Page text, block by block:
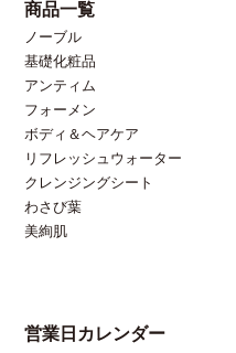
商品一覧
ノーブル
基礎化粧品
アンティム
フォーメン
ボディ＆ヘアケア
リフレッシュウォーター
クレンジングシート
わさび葉
美絢肌
営業日カレンダー